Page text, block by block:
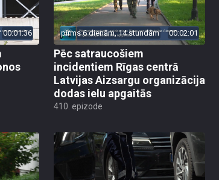
00:01:36 pirms 6 dienām, 14 stundām 00:02:01
Pēc satraucošiem
incidentiem Rīgas centrā
Latvijas Aizsargu organizācija
dodas ielu apgaitās
410. epizode